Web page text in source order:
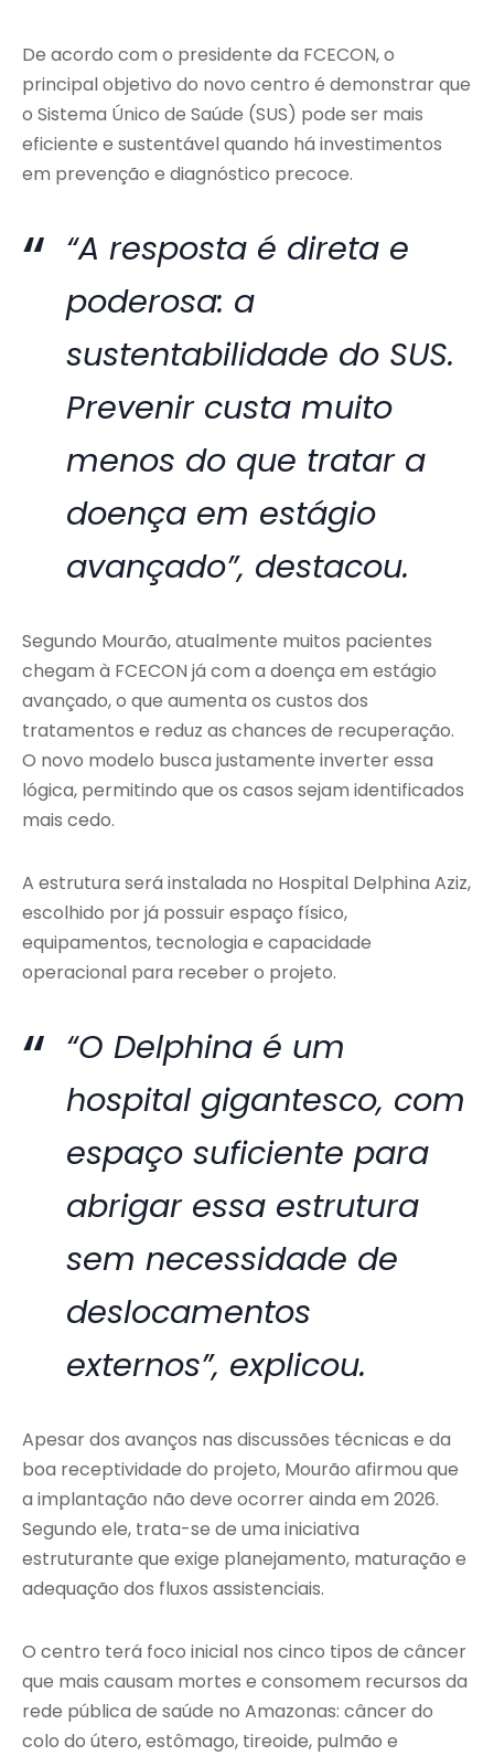
De acordo com o presidente da FCECON, o
principal objetivo do novo centro é demonstrar que
o Sistema Único de Saúde (SUS) pode ser mais
eficiente e sustentável quando há investimentos
em prevenção e diagnóstico precoce.
“A resposta é direta e
poderosa: a
sustentabilidade do SUS.
Prevenir custa muito
menos do que tratar a
doença em estágio
avançado”, destacou.
Segundo Mourão, atualmente muitos pacientes
chegam à FCECON já com a doença em estágio
avançado, o que aumenta os custos dos
tratamentos e reduz as chances de recuperação.
O novo modelo busca justamente inverter essa
lógica, permitindo que os casos sejam identificados
mais cedo.
A estrutura será instalada no Hospital Delphina Aziz,
escolhido por já possuir espaço físico,
equipamentos, tecnologia e capacidade
operacional para receber o projeto.
“O Delphina é um
hospital gigantesco, com
espaço suficiente para
abrigar essa estrutura
sem necessidade de
deslocamentos
externos”, explicou.
Apesar dos avanços nas discussões técnicas e da
boa receptividade do projeto, Mourão afirmou que
a implantação não deve ocorrer ainda em 2026.
Segundo ele, trata-se de uma iniciativa
estruturante que exige planejamento, maturação e
adequação dos fluxos assistenciais.
O centro terá foco inicial nos cinco tipos de câncer
que mais causam mortes e consomem recursos da
rede pública de saúde no Amazonas: câncer do
colo do útero, estômago, tireoide, pulmão e